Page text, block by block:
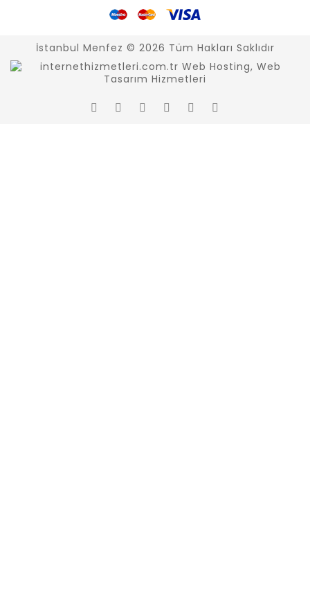
İstanbul Menfez © 2026 Tüm Hakları Saklıdır